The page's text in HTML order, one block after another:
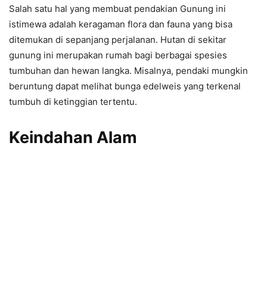
Salah satu hal yang membuat pendakian Gunung ini
istimewa adalah keragaman flora dan fauna yang bisa
ditemukan di sepanjang perjalanan. Hutan di sekitar
gunung ini merupakan rumah bagi berbagai spesies
tumbuhan dan hewan langka. Misalnya, pendaki mungkin
beruntung dapat melihat bunga edelweis yang terkenal
tumbuh di ketinggian tertentu.
Keindahan Alam